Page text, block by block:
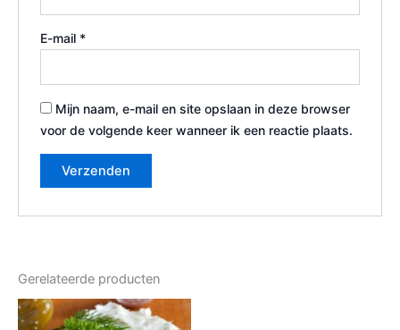
E-mail *
Mijn naam, e-mail en site opslaan in deze browser
voor de volgende keer wanneer ik een reactie plaats.
Gerelateerde producten